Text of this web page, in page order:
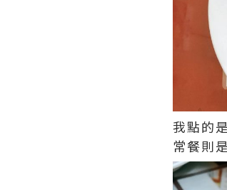
我點的
常餐則